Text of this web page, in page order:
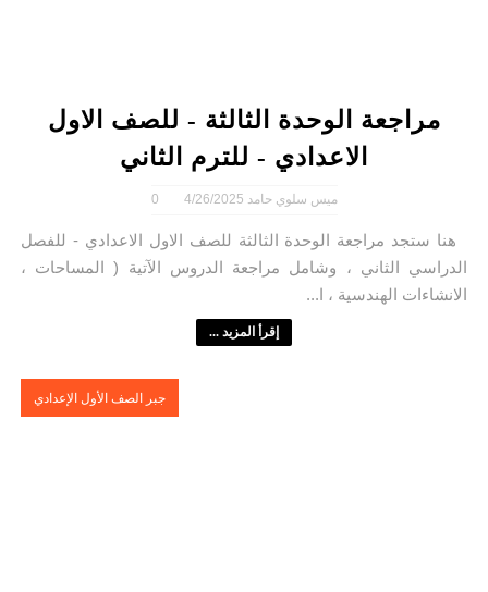
مراجعة الوحدة الثالثة - للصف الاول
الاعدادي - للترم الثاني
ميس سلوي حامد 4/26/2025
0
هنا ستجد مراجعة الوحدة الثالثة للصف الاول الاعدادي - للفصل
الدراسي الثاني ، وشامل مراجعة الدروس الآتية ( المساحات ،
الانشاءات الهندسية ، ا...
إقرأ المزيد ...
جبر الصف الأول الإعدادي